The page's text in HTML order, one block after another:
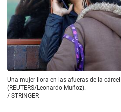
Una mujer llora en las afueras de la
(REUTERS/Leonardo Muñoz).
/ STRINGER